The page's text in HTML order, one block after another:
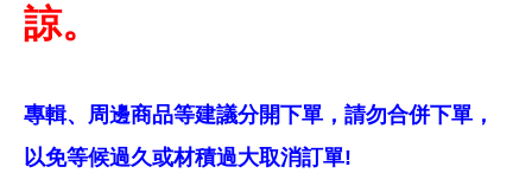
諒。
專輯、周邊商品等建議分開下單，請勿合併下單，
以免等候過久或材積過大取消訂單!